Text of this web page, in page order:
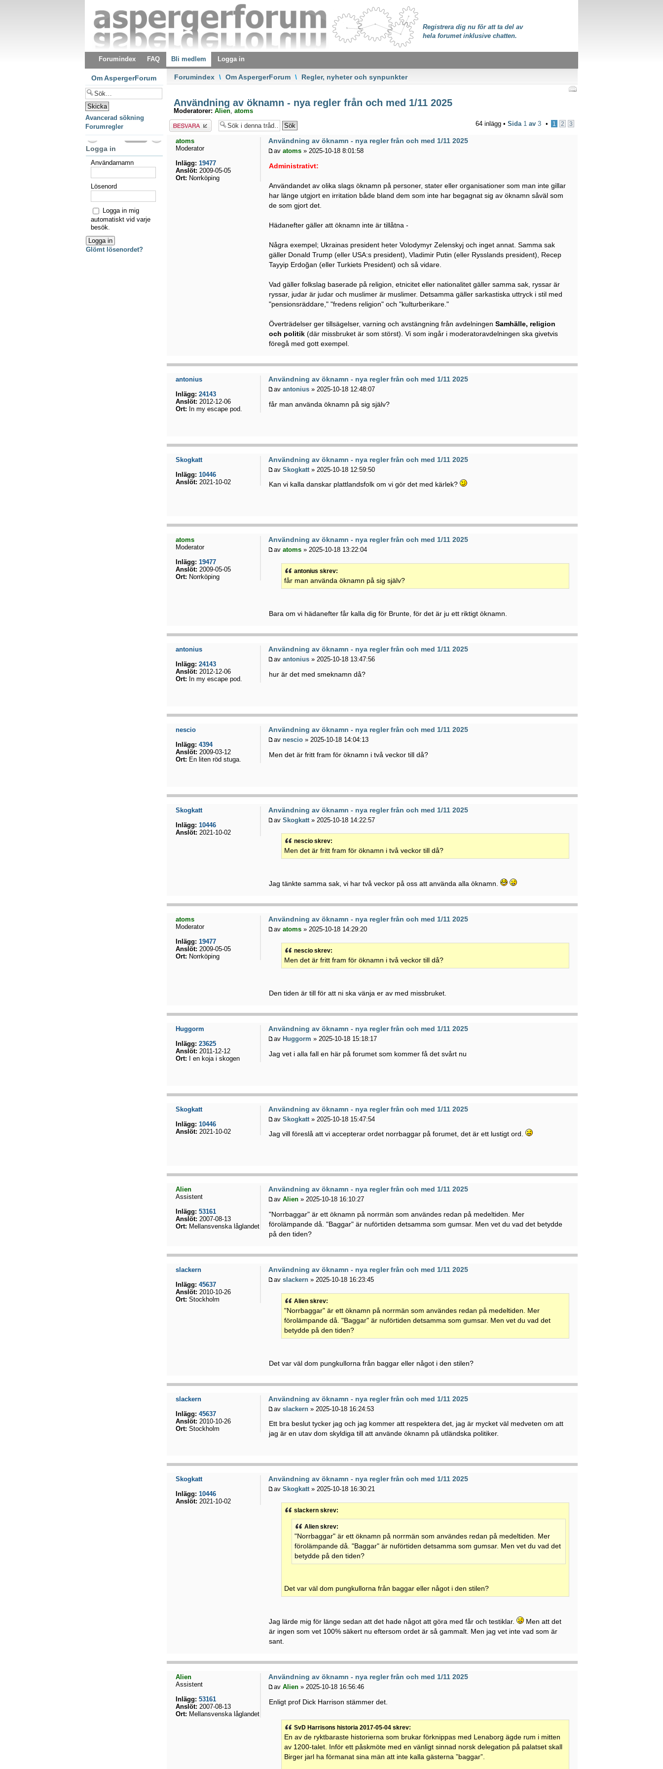
Registrera dig nu för att ta del av
hela forumet inklusive chatten.
Forumindex FAQ Bli medlem Logga in
Forumindex \ Om AspergerForum \ Regler, nyheter och synpunkter
Användning av öknamn - nya regler från och med 1/11 2025
Moderatorer: Alien, atoms
Besvara
64 inlägg • Sida 1 av 3 • 1 2 3
Användning av öknamn - nya regler från och med 1/11 2025
avatoms » 2025-10-18 8:01:58
Administrativt:
Användandet av olika slags öknamn på personer, stater eller organisationer som man inte gillar
har länge utgjort en irritation både bland dem som inte har begagnat sig av öknamn såväl som
de som gjort det.
Hädanefter gäller att öknamn inte är tillåtna -
Några exempel; Ukrainas president heter Volodymyr Zelenskyj och inget annat. Samma sak
gäller Donald Trump (eller USA:s president), Vladimir Putin (eller Rysslands president), Recep
Tayyip Erdoğan (eller Turkiets President) och så vidare.
Vad gäller folkslag baserade på religion, etnicitet eller nationalitet gäller samma sak, ryssar är
ryssar, judar är judar och muslimer är muslimer. Detsamma gäller sarkastiska uttryck i stil med
"pensionsräddare," "fredens religion" och "kulturberikare."
Överträdelser ger tillsägelser, varning och avstängning från avdelningenSamhälle, religion
och politik (där missbruket är som störst). Vi som ingår i moderatoravdelningen ska givetvis
föregå med gott exempel.
atoms
Moderator
Inlägg: 19477
Anslöt: 2009-05-05
Ort: Norrköping
Användning av öknamn - nya regler från och med 1/11 2025
avantonius » 2025-10-18 12:48:07
får man använda öknamn på sig själv?
antonius
Inlägg: 24143
Anslöt: 2012-12-06
Ort: In my escape pod.
Användning av öknamn - nya regler från och med 1/11 2025
avSkogkatt » 2025-10-18 12:59:50
Kan vi kalla danskar plattlandsfolk om vi gör det med kärlek?
Skogkatt
Inlägg: 10446
Anslöt: 2021-10-02
Användning av öknamn - nya regler från och med 1/11 2025
avatoms » 2025-10-18 13:22:04
antonius skrev:
får man använda öknamn på sig själv?
Bara om vi hädanefter får kalla dig för Brunte, för det är ju ett riktigt öknamn.
atoms
Moderator
Inlägg: 19477
Anslöt: 2009-05-05
Ort: Norrköping
Användning av öknamn - nya regler från och med 1/11 2025
avantonius » 2025-10-18 13:47:56
hur är det med smeknamn då?
antonius
Inlägg: 24143
Anslöt: 2012-12-06
Ort: In my escape pod.
Användning av öknamn - nya regler från och med 1/11 2025
avnescio » 2025-10-18 14:04:13
Men det är fritt fram för öknamn i två veckor till då?
nescio
Inlägg: 4394
Anslöt: 2009-03-12
Ort: En liten röd stuga.
Användning av öknamn - nya regler från och med 1/11 2025
avSkogkatt » 2025-10-18 14:22:57
nescio skrev:
Men det är fritt fram för öknamn i två veckor till då?
Jag tänkte samma sak, vi har två veckor på oss att använda alla öknamn.
Skogkatt
Inlägg: 10446
Anslöt: 2021-10-02
Användning av öknamn - nya regler från och med 1/11 2025
avatoms » 2025-10-18 14:29:20
nescio skrev:
Men det är fritt fram för öknamn i två veckor till då?
Den tiden är till för att ni ska vänja er av med missbruket.
atoms
Moderator
Inlägg: 19477
Anslöt: 2009-05-05
Ort: Norrköping
Användning av öknamn - nya regler från och med 1/11 2025
avHuggorm » 2025-10-18 15:18:17
Jag vet i alla fall en här på forumet som kommer få det svårt nu
Huggorm
Inlägg: 23625
Anslöt: 2011-12-12
Ort: I en koja i skogen
Användning av öknamn - nya regler från och med 1/11 2025
avSkogkatt » 2025-10-18 15:47:54
Jag vill föreslå att vi accepterar ordet norrbaggar på forumet, det är ett lustigt ord.
Skogkatt
Inlägg: 10446
Anslöt: 2021-10-02
Användning av öknamn - nya regler från och med 1/11 2025
avAlien » 2025-10-18 16:10:27
"Norrbaggar" är ett öknamn på norrmän som användes redan på medeltiden. Mer
förolämpande då. "Baggar" är nuförtiden detsamma som gumsar. Men vet du vad det betydde
på den tiden?
Alien
Assistent
Inlägg: 53161
Anslöt: 2007-08-13
Ort: Mellansvenska låglandet
Användning av öknamn - nya regler från och med 1/11 2025
avslackern » 2025-10-18 16:23:45
Alien skrev:
"Norrbaggar" är ett öknamn på norrmän som användes redan på medeltiden. Mer
förolämpande då. "Baggar" är nuförtiden detsamma som gumsar. Men vet du vad det
betydde på den tiden?
Det var väl dom pungkullorna från baggar eller något i den stilen?
slackern
Inlägg: 45637
Anslöt: 2010-10-26
Ort: Stockholm
Användning av öknamn - nya regler från och med 1/11 2025
avslackern » 2025-10-18 16:24:53
Ett bra beslut tycker jag och jag kommer att respektera det, jag är mycket väl medveten om att
jag är en utav dom skyldiga till att använde öknamn på utländska politiker.
slackern
Inlägg: 45637
Anslöt: 2010-10-26
Ort: Stockholm
Användning av öknamn - nya regler från och med 1/11 2025
avSkogkatt» 2025-10-18 16:30:21
slackern skrev:
Alien skrev:
"Norrbaggar" är ett öknamn på norrmän som användes redan på medeltiden. Mer
förolämpande då. "Baggar" är nuförtiden detsamma som gumsar. Men vet du vad det
betydde på den tiden?
Det var väl dom pungkullorna från baggar eller något i den stilen?
Jag lärde mig för länge sedan att det hade något att göra med får och testiklar.
Men att det
är ingen som vet 100% säkert nu eftersom ordet är så gammalt. Men jag vet inte vad som är
sant.
Skogkatt
Inlägg: 10446
Anslöt: 2021-10-02
Användning av öknamn - nya regler från och med 1/11 2025
avAlien » 2025-10-18 16:56:46
Enligt prof Dick Harrison stämmer det.
SvD Harrisons historia 2017-05-04 skrev:
En av de ryktbaraste historierna som brukar förknippas med Lenaborg ägde rum i mitten
av 1200-talet. Inför ett påskmöte med en vänligt sinnad norsk delegation på palatset skall
Birger jarl ha förmanat sina män att inte kalla gästerna ”baggar”.
Alien
Assistent
Inlägg: 53161
Anslöt: 2007-08-13
Ort: Mellansvenska låglandet
Om AspergerForum
Avancerad sökning
Forumregler
Logga in
Användarnamn
Lösenord
Logga in mig
automatiskt vid varje
besök.
Glömt lösenordet?